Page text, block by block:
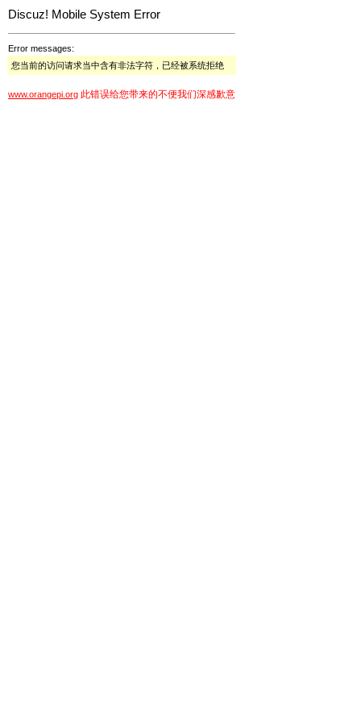
Discuz! Mobile System Error
Error messages:
您当前的访问请求当中含有非法字符，已经被系统拒绝
www.orangepi.org 此错误给您带来的不便我们深感歉意